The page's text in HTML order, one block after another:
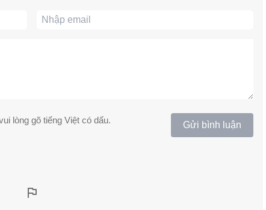
lòng gõ tiếng Việt có dấu. Gửi bình luận